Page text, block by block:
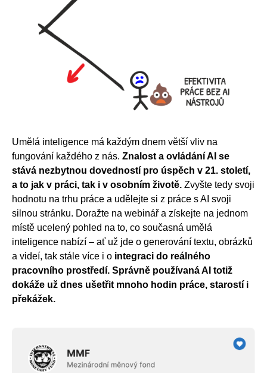
Umělá inteligence má každým dnem větší vliv na
fungování každého z nás. Znalost a ovládání AI se
stává nezbytnou dovedností pro úspěch v 21. století,
a to jak v práci, tak i v osobním životě. Zvyšte tedy svoji
hodnotu na trhu práce a udělejte si z práce s AI svoji
silnou stránku. Doražte na webinář a získejte na jednom
místě ucelený pohled na to, co současná umělá
inteligence nabízí – ať už jde o generování textu, obrázků
a videí, tak stále více i o integraci do reálného
pracovního prostředí. Správně používaná AI totiž
dokáže už dnes ušetřit mnoho hodin práce, starostí i
překážek.